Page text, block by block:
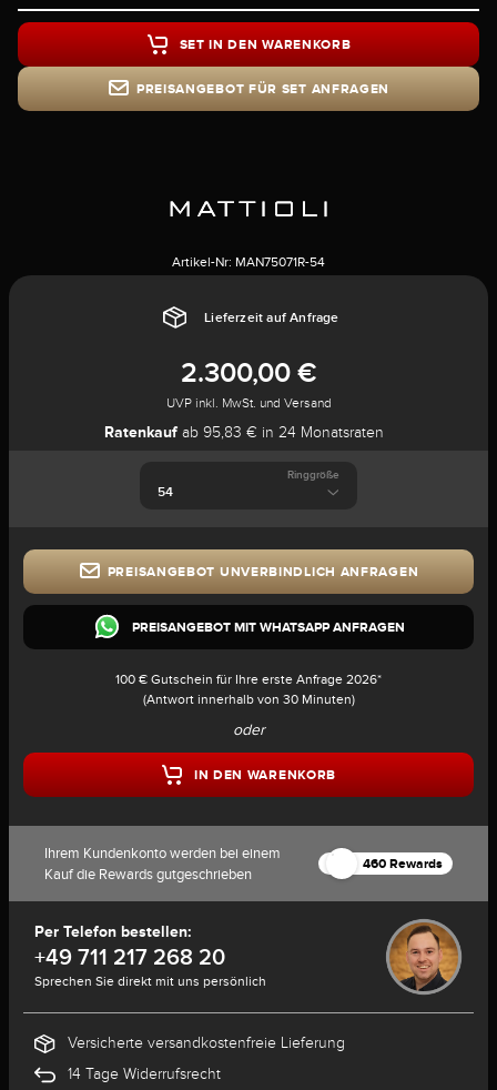
PREISANGEBOT FÜR SET ANFRAGEN
SET IN DEN WARENKORB
Artikel-Nr: MAN75071R-54
Lieferzeit auf Anfrage
2.300,00 €
UVP inkl. MwSt. und Versand
Ratenkauf ab 95,83 € in 24 Monatsraten
Ringgröße
PREISANGEBOT UNVERBINDLICH ANFRAGEN
PREISANGEBOT MIT WHATSAPP ANFRAGEN
100 € Gutschein für Ihre erste Anfrage 2026*
(Antwort innerhalb von 30 Minuten)
oder
IN DEN WARENKORB
Ihrem Kundenkonto werden bei einem
Kauf die Rewards gutgeschrieben
460 Rewards
Per Telefon bestellen:
+49 711 217 268 20
Sprechen Sie direkt mit uns persönlich
Versicherte versandkostenfreie Lieferung
14 Tage Widerrufsrecht